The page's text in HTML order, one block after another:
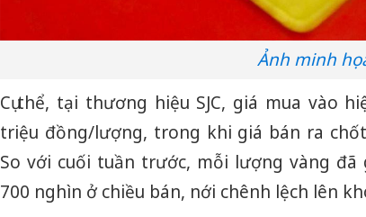
Ảnh minh
Cụ thể, tại thương hiệu SJC, giá mua vào
triệu đồng/lượng, trong khi giá bán ra
So với cuối tuần trước, mỗi lượng vàng đã
700 nghìn ở chiều bán, nới chênh lệch lên